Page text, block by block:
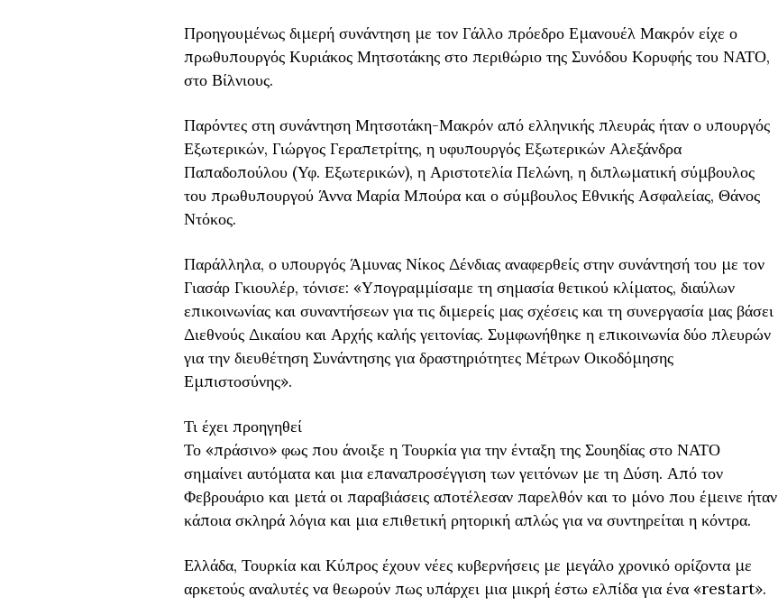
Προηγουμένως διμερή συνάντηση με τον Γάλλο πρόεδρο Εμανουέλ Μακρόν είχε ο
πρωθυπουργός Κυριάκος Μητσοτάκης στο περιθώριο της Συνόδου Κορυφής του ΝΑΤΟ,
στο Βίλνιους.
Παρόντες στη συνάντηση Μητσοτάκη-Μακρόν από ελληνικής πλευράς ήταν ο υπουργός
Εξωτερικών, Γιώργος Γεραπετρίτης, η υφυπουργός Εξωτερικών Αλεξάνδρα
Παπαδοπούλου (Υφ. Εξωτερικών), η Αριστοτελία Πελώνη, η διπλωματική σύμβουλος
του πρωθυπουργού Άννα Μαρία Μπούρα και ο σύμβουλος Εθνικής Ασφαλείας, Θάνος
Ντόκος.
Παράλληλα, ο υπουργός Άμυνας Νίκος Δένδιας αναφερθείς στην συνάντησή του με τον
Γιασάρ Γκιουλέρ, τόνισε: «Υπογραμμίσαμε τη σημασία θετικού κλίματος, διαύλων
επικοινωνίας και συναντήσεων για τις διμερείς μας σχέσεις και τη συνεργασία μας βάσει
Διεθνούς Δικαίου και Αρχής καλής γειτονίας. Συμφωνήθηκε η επικοινωνία δύο πλευρών
για την διευθέτηση Συνάντησης για δραστηριότητες Μέτρων Οικοδόμησης
Εμπιστοσύνης».
Τι έχει προηγηθεί
Το «πράσινο» φως που άνοιξε η Τουρκία για την ένταξη της Σουηδίας στο ΝΑΤΟ
σημαίνει αυτόματα και μια επαναπροσέγγιση των γειτόνων με τη Δύση. Από τον
Φεβρουάριο και μετά οι παραβιάσεις αποτέλεσαν παρελθόν και το μόνο που έμεινε ήταν
κάποια σκληρά λόγια και μια επιθετική ρητορική απλώς για να συντηρείται η κόντρα.
Ελλάδα, Τουρκία και Κύπρος έχουν νέες κυβερνήσεις με μεγάλο χρονικό ορίζοντα με
αρκετούς αναλυτές να θεωρούν πως υπάρχει μια μικρή έστω ελπίδα για ένα «restart».